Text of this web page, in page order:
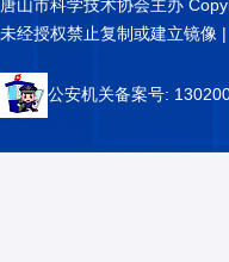
唐山市科学技术协会主办
未经授权禁止复制或建立镜像 |
公安机关备案号: